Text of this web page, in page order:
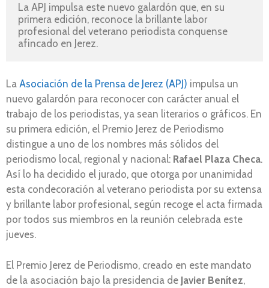
La APJ impulsa este nuevo galardón que, en su
primera edición, reconoce la brillante labor
profesional del veterano periodista conquense
afincado en Jerez.
La Asociación de la Prensa de Jerez (APJ) impulsa un
nuevo galardón para reconocer con carácter anual el
trabajo de los periodistas, ya sean literarios o gráficos. En
su primera edición, el Premio Jerez de Periodismo
distingue a uno de los nombres más sólidos del
periodismo local, regional y nacional: Rafael Plaza Checa.
Así lo ha decidido el jurado, que otorga por unanimidad
esta condecoración al veterano periodista por su extensa
y brillante labor profesional, según recoge el acta firmada
por todos sus miembros en la reunión celebrada este
jueves.
El Premio Jerez de Periodismo, creado en este mandato
de la asociación bajo la presidencia de Javier Benítez,